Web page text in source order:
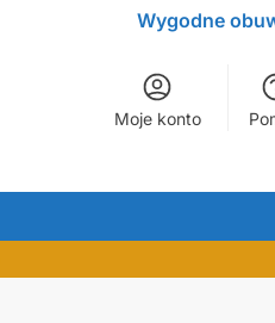
Wygodne
Moje konto